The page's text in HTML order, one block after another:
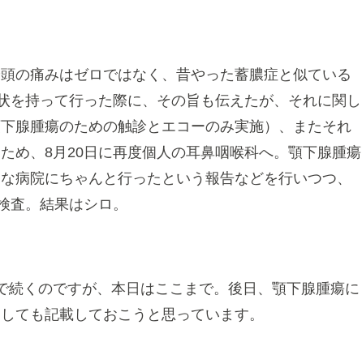
の痛みはゼロではなく、昔やった蓄膿症と似ている
を持って行った際に、その旨も伝えたが、それに関し
腺腫瘍のための触診とエコーのみ実施）、またそれ
め、8月20日に再度個人の耳鼻咽喉科へ。顎下腺腫瘍
病院にちゃんと行ったという報告などを行いつつ、
。結果はシロ。
くのですが、本日はここまで。後日、顎下腺腫瘍に
ても記載しておこうと思っています。